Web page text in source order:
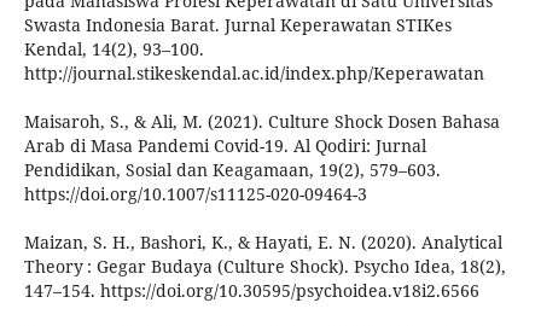
Swasta Indonesia Barat. Jurnal Keperawatan STIKes
Kendal, 14(2), 93–100.
http://journal.stikeskendal.ac.id/index.php/Keperawatan
Maisaroh, S., & Ali, M. (2021). Culture Shock Dosen Bahasa
Arab di Masa Pandemi Covid-19. Al Qodiri: Jurnal
Pendidikan, Sosial dan Keagamaan, 19(2), 579–603.
https://doi.org/10.1007/s11125-020-09464-3
Maizan, S. H., Bashori, K., & Hayati, E. N. (2020). Analytical
Theory : Gegar Budaya (Culture Shock). Psycho Idea, 18(2),
147–154. https://doi.org/10.30595/psychoidea.v18i2.6566